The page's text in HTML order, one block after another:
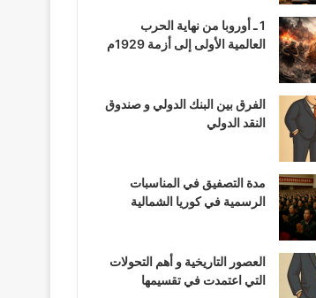
1 ـ أوروبا من نهاية الحرب
العالمية الأولى إلى أزمة 1929م
الفرق بين البنك الدولي و صندوق
النقد الدولي
مدة التصفيق في المناسبات
الرسمية في كوريا الشمالية
العصور التاريخية و أهم التحولات
التي اعتمدت في تقسيمها